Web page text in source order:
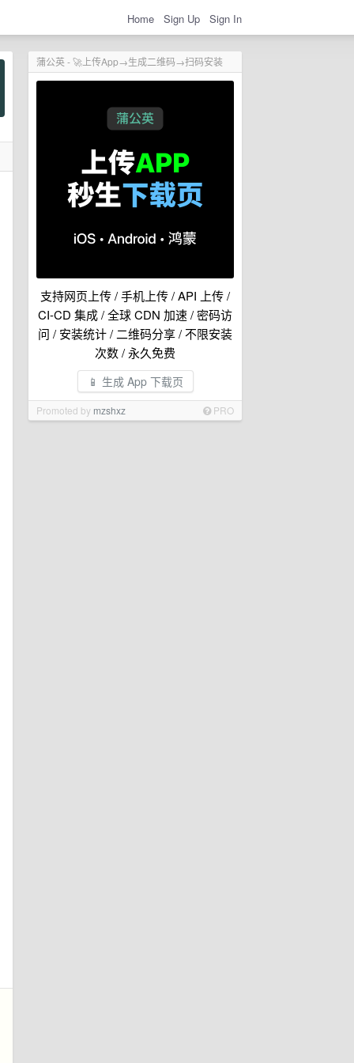
Home Sign Up Sign In
蒲公英 - 🚀上传App→生成二维码→扫码安装
支持网页上传 / 手机上传 / API 上传 /
CI-CD 集成 / 全球 CDN 加速 / 密码访
问 / 安装统计 / 二维码分享 / 不限安装
次数 / 永久免费
📱 生成 App 下载页
Promoted by mzshxz PRO